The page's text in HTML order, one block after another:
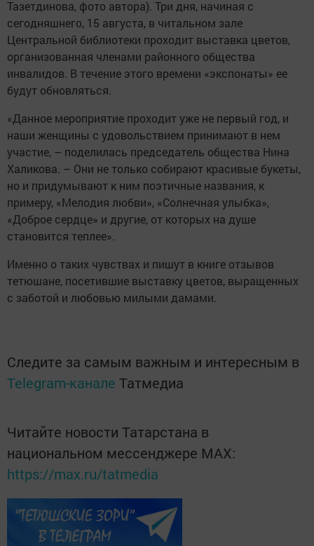
Тазетдинова, фото автора). Три дня, начиная с
сегодняшнего, 15 августа, в читальном зале
Центральной библиотеки проходит выставка цветов,
организованная членами районного общества
инвалидов. В течение этого времени «экспонаты» ее
будут обновляться.
«Данное мероприятие проходит уже не первый год, и
наши женщины с удовольствием принимают в нем
участие, – поделилась председатель общества Нина
Халикова. – Они не только собирают красивые букеты,
но и придумывают к ним поэтичные названия, к
примеру, «Мелодия любви», «Солнечная улыбка»,
«Доброе сердце» и другие, от которых на душе
становится теплее».
Именно о таких чувствах и пишут в книге отзывов
тетюшане, посетившие выставку цветов, выращенных
с заботой и любовью милыми дамами.
Следите за самым важным и интересным в
Telegram-канале Татмедиа
Читайте новости Татарстана в
национальном мессенджере MАХ:
https://max.ru/tatmedia